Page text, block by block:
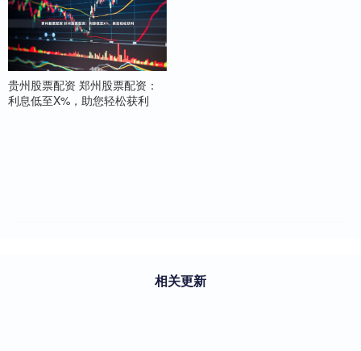
贵州股票配资 郑州股票配资：
利息低至X%，助您轻松获利
相关更新